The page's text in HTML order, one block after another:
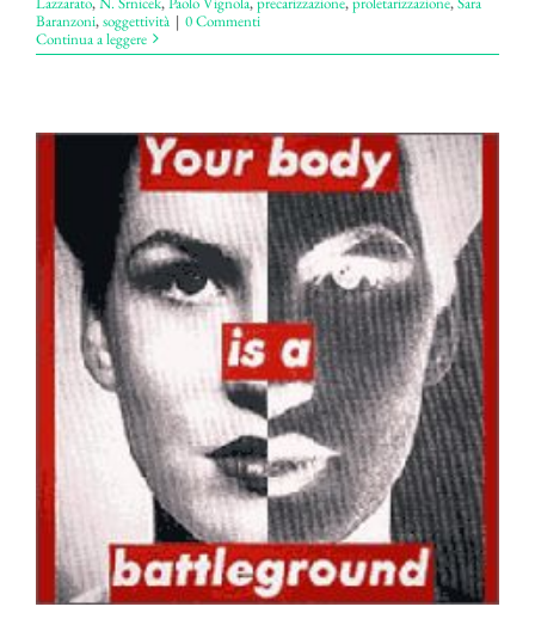
Baranzoni,soggettività | 0 Commenti
Continua a leggere